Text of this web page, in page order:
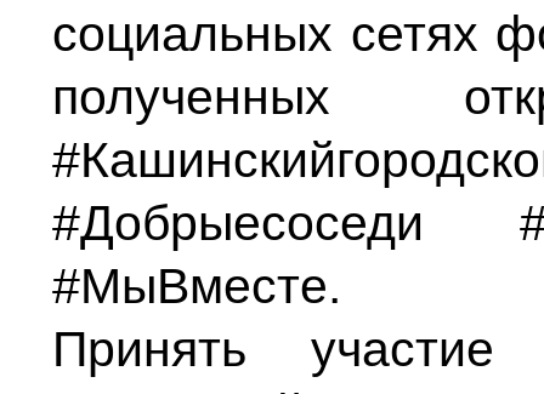
социальных сетях
полученных
#Добрыесоседи
#МыВместе.
Принять